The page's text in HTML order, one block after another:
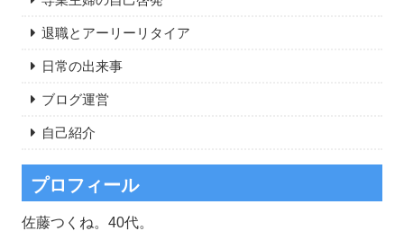
退職とアーリーリタイア
日常の出来事
ブログ運営
自己紹介
プロフィール
佐藤つくね。40代。